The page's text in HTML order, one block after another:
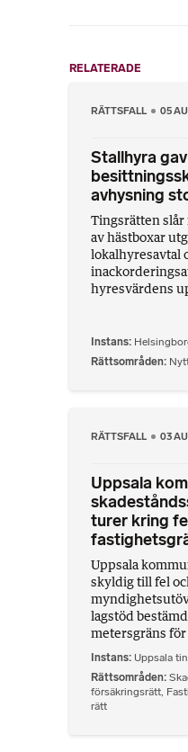
RELATERADE
RÄTTSFALL 05
Stallhyra
avhysning
Tingsrätten slår
av hästboxar
lokalhyresavtal
hyresvärdens
Instans
Rättsområden
RÄTTSFALL 03
Uppsala
turer kring
Uppsala
skyldig till fel
lagstöd
metersgräns för
Instans Uppsala
Rättsområden
försäkringsrätt
rätt